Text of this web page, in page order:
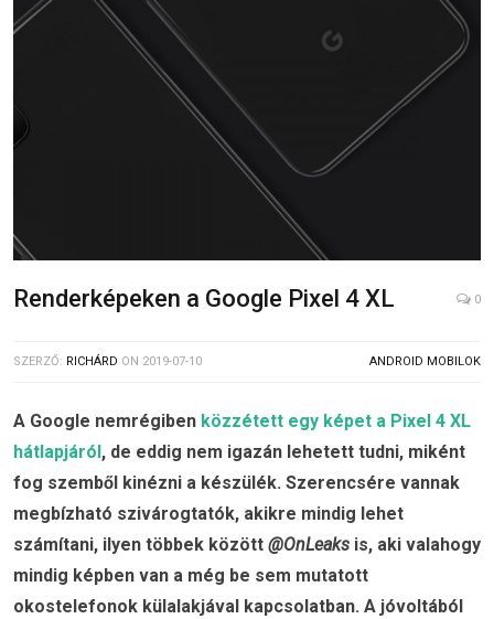
Renderképeken a Google Pixel 4 XL 0
SZERZŐ: RICHÁRD ON 2019-07-10 ANDROID MOBILOK
A Google nemrégiben közzétett egy képet a Pixel 4 XL
hátlapjáról , de eddig nem igazán lehetett tudni, miként
fog szemből kinézni a készülék. Szerencsére vannak
megbízható szivárogtatók, akikre mindig lehet
számítani, ilyen többek között @OnLeaks is, aki valahogy
mindig képben van a még be sem mutatott
okostelefonok külalakjával kapcsolatban. A jóvoltából